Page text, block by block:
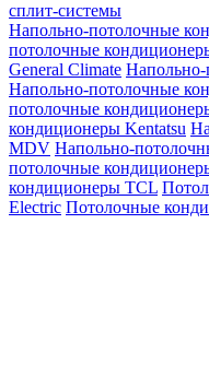
сплит-системы
Напольно-потолочные
потолочные
General Climate
Напольно-потолочные
потолочные
кондиционеры Kentatsu
MDV Напольно-
потолочные
кондиционеры TCL
Electric Потолочные